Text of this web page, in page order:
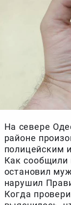
На севере
районе
полицейским
Как сообщили
остановил
нарушил
Когда